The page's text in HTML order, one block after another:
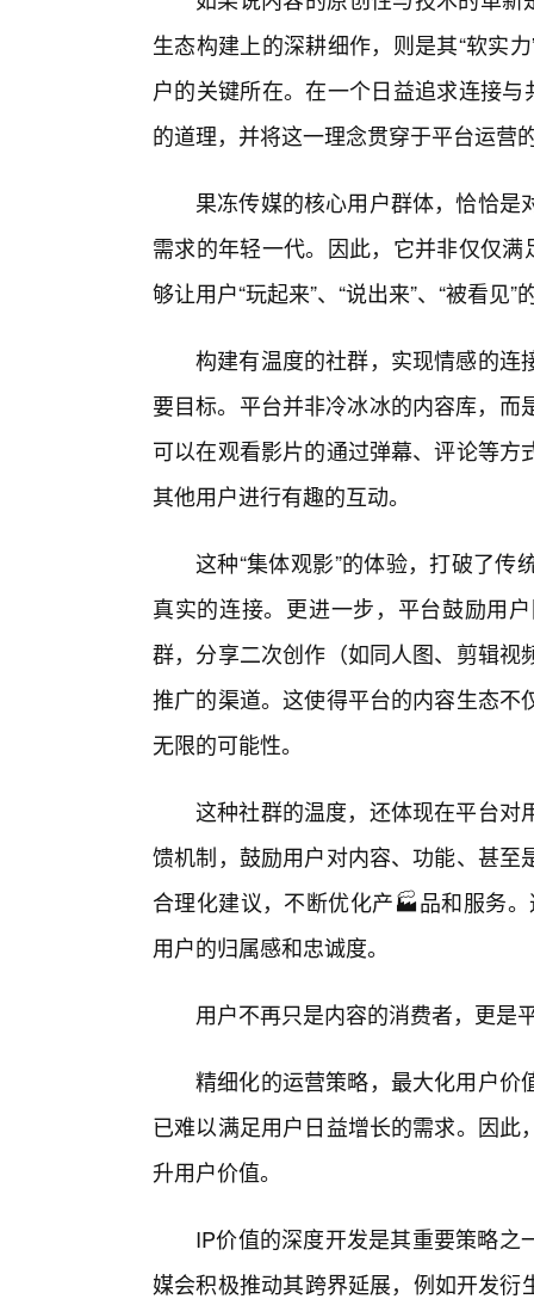
生态构建上的深耕细作，则是其“软实
户的关键所在。在一个日益追求连接
的道理，并将这一理念贯穿于平台运营
果冻传媒的核心用户群体，恰恰
需求的年轻一代。因此，它并非仅仅
够让用户“玩起来”、“说出来”、“被看见
构建有温度的社群，实现情感的连
要目标。平台并非冷冰冰的内容库，
可以在观看影片的通过弹幕、评论等
其他用户进行有趣的互动。
这种“集体观影”的体验，打破了
真实的连接。更进一步，平台鼓励用
群，分享二次创作（如同人图、剪辑
推广的渠道。这使得平台的内容生态
无限的可能性。
这种社群的温度，还体现在平台对
馈机制，鼓励用户对内容、功能、甚
合理化建议，不断优化产🏭品和服务。
用户的归属感和忠诚度。
用户不再只是内容的消费者，更是
精细化的运营策略，最大化用户价
已难以满足用户日益增长的需求。因
升用户价值。
IP价值的深度开发是其重要策略
媒会积极推动其跨界延展，例如开发